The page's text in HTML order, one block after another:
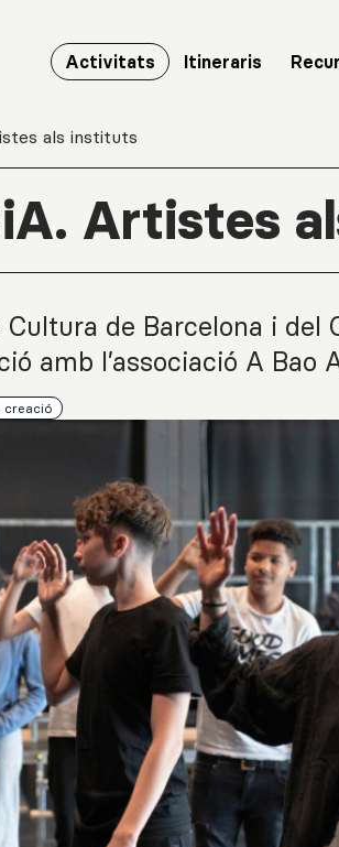
Activitats Itineraris
als instituts
Artistes
de Barcelona i del
amb l’associació A Bao
creació